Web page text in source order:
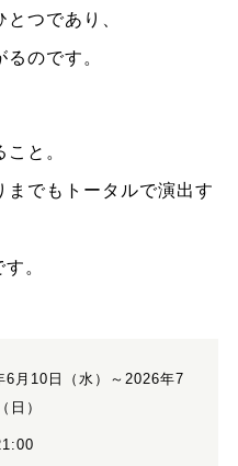
つであり、
のです。
と。
でもトータルで演出す
。
6月10日（水）～2026年7
日）